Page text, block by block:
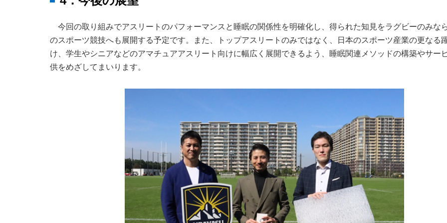
今回の取り組みでアスリートのパフォーマンスと睡眠の関係性を明確化し、得られた知見をラグビーのみな
のスポーツ競技へも展開する予定です。また、トップアスリートのみではなく、日本のスポーツ産業の更なる
け、学生やシニアなどのアマチュアアスリート向けに幅広く展開できるよう、睡眠関連メソッドの構築やサー
供をめざしてまいります。